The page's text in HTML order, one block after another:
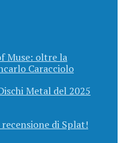
Muse: oltre la
Caracciolo
Metal del 2025
di Splat!